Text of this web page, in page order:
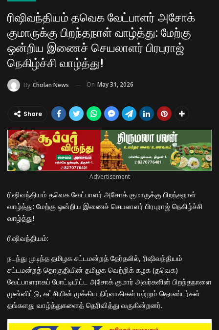
ரிஷிவந்தியம் தவெக வேட்பாளர் அசோக்
குமாருக்கு பிறந்தநாள் வாழ்த்து: மேற்கு
ஒன்றிய இணைச் செயலாளர் பிரபுராஜ்
நெகிழ்ச்சி வாழ்த்து!
By Cholan News On May 31, 2026
Share
- Advertisement -
ரிஷிவந்தியம் தவெக வேட்பாளர் அசோக் குமாருக்கு பிறந்தநாள்
வாழ்த்து: மேற்கு ஒன்றிய இணைச் செயலாளர் பிரபுராஜ் நெகிழ்ச்சி
வாழ்த்து!
​ரிஷிவந்தியம்:
நடந்து முடிந்த தமிழக சட்டமன்றத் தேர்தலில், ரிஷிவந்தியம்
சட்டமன்றத் தொகுதியின் தமிழக வெற்றிக் கழக (தவெக)
வேட்பாளராகப் போட்டியிட்ட அசோக் குமார் அவர்களின் பிறந்தநாளை
முன்னிட்டு, கட்சியின் முக்கிய நிர்வாகிகள் மற்றும் தொண்டர்கள்
தங்களது வாழ்த்துகளைத் தெரிவித்து வருகின்றனர்.